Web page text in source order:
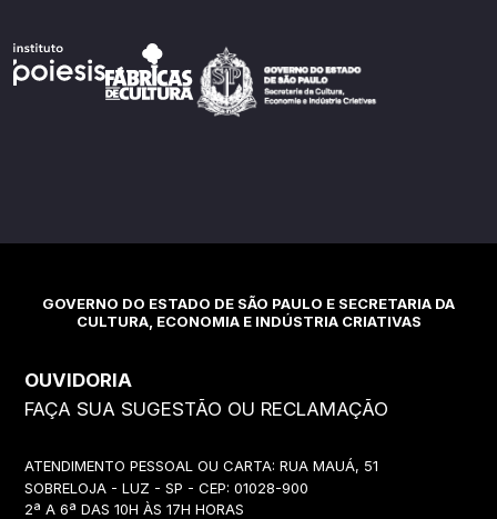
GOVERNO DO ESTADO DE SÃO PAULO E SECRETARIA DA
CULTURA, ECONOMIA E INDÚSTRIA CRIATIVAS
OUVIDORIA
FAÇA SUA SUGESTÃO OU RECLAMAÇÃO
ATENDIMENTO PESSOAL OU CARTA: RUA MAUÁ, 51
SOBRELOJA - LUZ - SP - CEP: 01028-900
2ª A 6ª DAS 10H ÀS 17H HORAS